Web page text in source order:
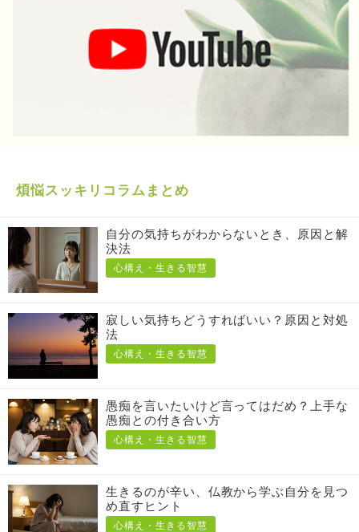
煩悩スッキリコラムまとめ
自分の気持ちがわからないとき、原因と解
決法
心構え・生きる智慧
寂しい気持ちどうすればいい？原因と対処
法
心構え・生きる智慧
愚痴を言いたいけど言ってはだめ？上手な
愚痴との付き合い方
心構え・生きる智慧
生きるのが辛い、仏教から学ぶ自分を見つ
め直すヒント
心構え・生きる智慧